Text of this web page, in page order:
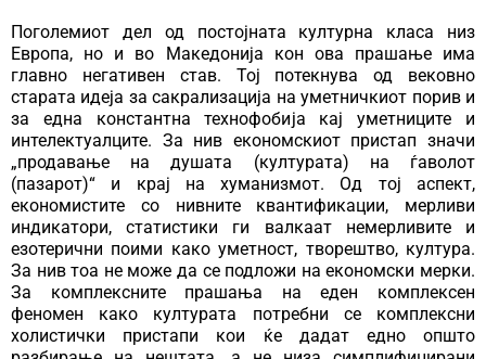
Поголемиот дел од постојната културна класа низ
Европа, но и во Македонија кон ова прашање има
главно негативен став. Тој потекнува од вековно
старата идеја за сакрализација на уметничкиот порив и
за една константна технофобија кај уметниците и
интелектуалците. За нив економскиот пристап значи
„продавање на душата (културата) на ѓаволот
(пазарот)“ и крај на хуманизмот. Од тој аспект,
економистите со нивните квантификации, мерливи
индикатори, статистики ги валкаат немерливите и
езотерични поими како уметност, творештво, култура.
За нив тоа не може да се подложи на економски мерки.
За комплексните прашања на еден комплексен
феномен како културата потребни се комплексни
холистички пристапи кои ќе дадат едно општо